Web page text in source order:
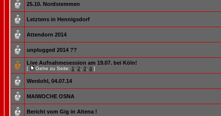
25.10. Nordstemmen
Letztens in Hennigsdorf
Attendorn 2014
unplugged 2014 ??
Live Aufnahmesession am 19.07. bei Köln!
[ Gehe zu Seite: 1 2 3 4 ]
Werdohl, 04.07.14
MAIWOCHE OSNA
Bericht vom Gig in Altena !